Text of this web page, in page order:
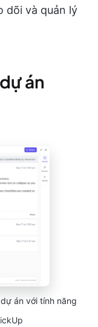
dõi và quản lý
án
án với tính năng